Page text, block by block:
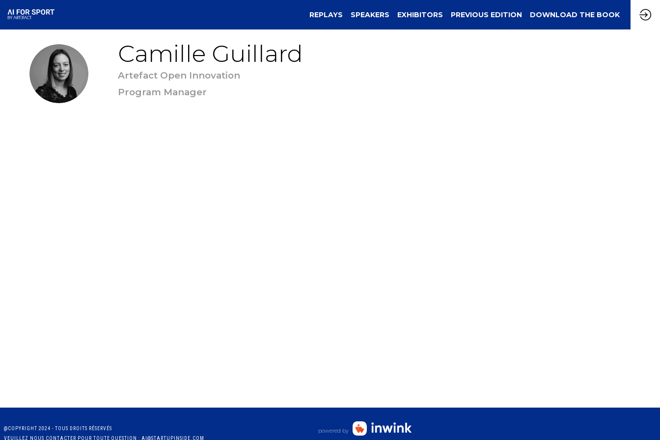
REPLAYS SPEAKERS EXHIBITORS PREVIOUS EDITION DOWNLOAD THE BOOK
CG
Camille Guillard
Artefact Open Innovation
Program Manager
@COPYRIGHT 2024 - TOUS DROITS RÉSERVÉS
VEUILLEZ NOUS CONTACTER POUR TOUTE QUESTION : AI@STARTUPINSIDE.COM
powered by